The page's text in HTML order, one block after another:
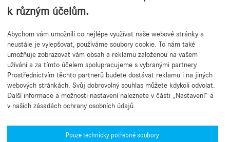
k různým účelům.
Abychom vám umožnili co nejlépe využívat naše webové stránky a
neustále je vylepšovat, používáme soubory cookie. To nám také
umožňuje zobrazovat vám obsah a reklamu založenou na vašem
užívání a za tímto účelem spolupracujeme s vybranými partnery.
Prostřednictvím těchto partnerů budete dostávat reklamu i na jiných
webových stránkách. Svůj dobrovolný souhlas můžete kdykoli odvolat.
Další informace a možnosti nastavení naleznete v části „Nastavení“ a
v našich zásadách ochrany osobních údajů.
Pouze technicky potřebné soubory
Zpět na začátek
Potřebujete pomoc?
Mercedes-Benz Global Training